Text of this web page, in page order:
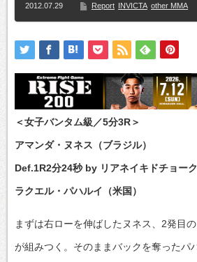
2012.07.29 Report INVICTA other MMA
＜女子バンタム級／5分3R＞
アマンダ・ヌネス（ブラジル）
Def.1R2分24秒 by リアネイキドチョーク
ラクエル・パハルイ（米国）
まずは右ローを伸ばしたヌネス、2発目
が組みつく。そのままバックを奪ったパ